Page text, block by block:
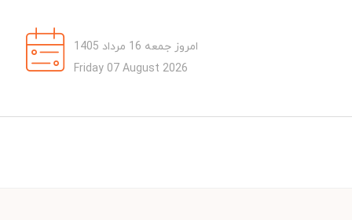
امروز جمعه 16 مرداد 1405
Friday 07 August 2026